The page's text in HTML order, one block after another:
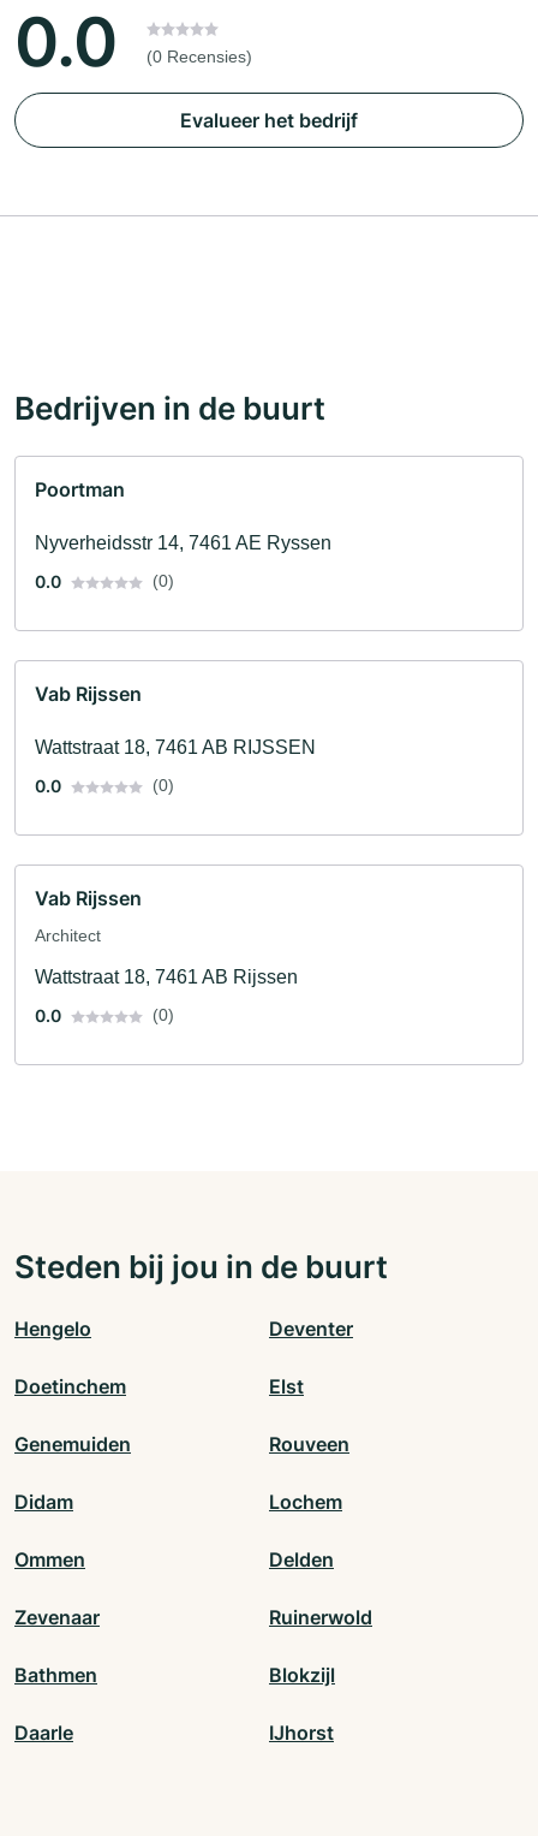
0.0 (0 Recensies)
Evalueer het bedrijf
Bedrijven in de buurt
Poortman
Nyverheidsstr 14, 7461 AE Ryssen
0.0
(0)
Vab Rijssen
Wattstraat 18, 7461 AB RIJSSEN
0.0
(0)
Vab Rijssen
Architect
Wattstraat 18, 7461 AB Rijssen
0.0
(0)
Steden bij jou in de buurt
Hengelo Deventer
Doetinchem Elst
Genemuiden Rouveen
Didam Lochem
Ommen Delden
Zevenaar Ruinerwold
Bathmen Blokzijl
Daarle IJhorst